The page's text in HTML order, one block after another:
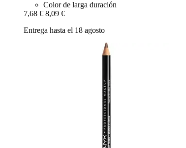
Color de larga duración
7,68 € 8,09 €
Entrega hasta el 18 agosto